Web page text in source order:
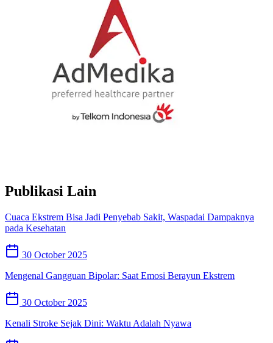
Publikasi Lain
Cuaca Ekstrem Bisa Jadi Penyebab Sakit, Waspadai Dampaknya
pada Kesehatan
30 October 2025
Mengenal Gangguan Bipolar: Saat Emosi Berayun Ekstrem
30 October 2025
Kenali Stroke Sejak Dini: Waktu Adalah Nyawa